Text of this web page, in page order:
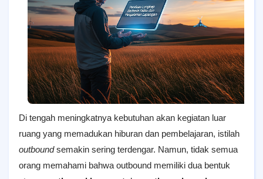
Di tengah meningkatnya kebutuhan akan kegiatan luar
ruang yang memadukan hiburan dan pembelajaran, istilah
outboundsemakin sering terdengar. Namun, tidak semua
orang memahami bahwa outbound memiliki dua bentuk